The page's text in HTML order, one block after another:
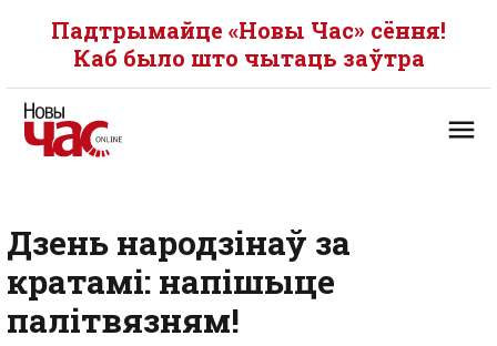
Падтрымайце «Новы Час» сёння!
Каб было што чытаць заўтра
Дзень народзінаў за
кратамі: напішыце
палітвязням!